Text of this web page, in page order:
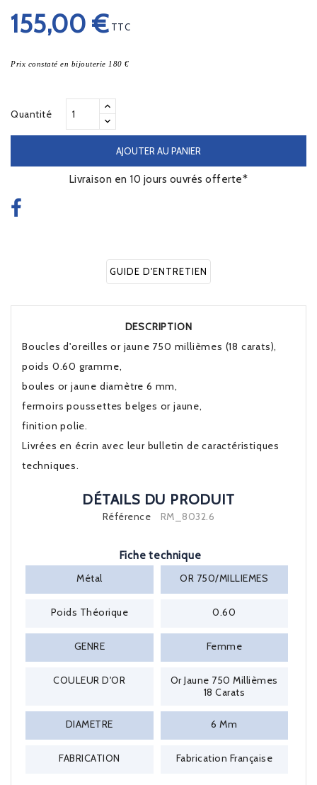
155,00 € TTC
Prix constaté en bijouterie 180 €
Quantité
AJOUTER AU PANIER
Livraison en 10 jours ouvrés offerte*
GUIDE D'ENTRETIEN
DESCRIPTION
Boucles d'oreilles or jaune 750 millièmes (18 carats),
poids 0.60 gramme,
boules or jaune diamètre 6 mm,
fermoirs poussettes belges or jaune,
finition polie.
Livrées en écrin avec leur bulletin de caractéristiques
techniques.
DÉTAILS DU PRODUIT
Référence RM_8032.6
Fiche technique
Métal
OR 750/MILLIEMES
Poids Théorique 0.60
GENRE Femme
COULEUR D'OR
Or Jaune 750 Millièmes
18 Carats
DIAMETRE 6 Mm
FABRICATION Fabrication Française